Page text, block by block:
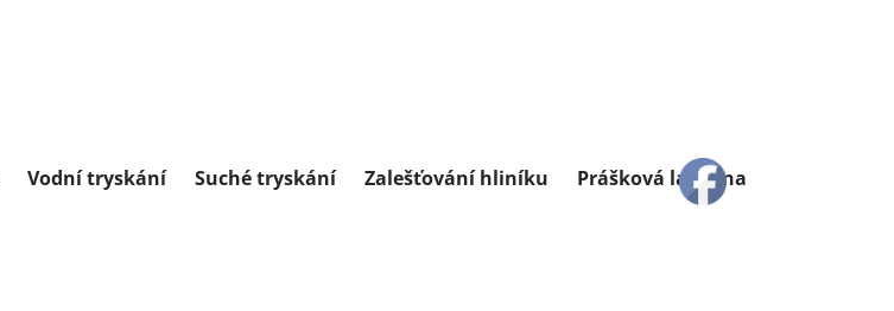
Vodní tryskání Suché tryskání Zalešťování hliníku Prášková lakovna